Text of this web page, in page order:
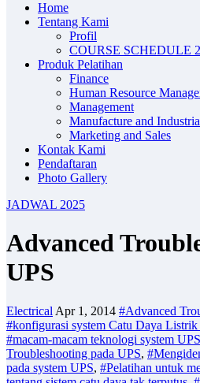
Home
Tentang Kami
Profil
COURSE SCHEDULE
Produk Pelatihan
Finance
Human Resource
Management
Manufacture and
Marketing and Sales
Kontak Kami
Pendaftaran
Photo Gallery
JADWAL 2025
Advanced
UPS
Electrical Apr 1, 2014 #Advanced
#konfigurasi system Catu Daya
#macam-macam teknologi system UPS
Troubleshooting pada UPS,
pada system UPS, #Pelatihan untuk